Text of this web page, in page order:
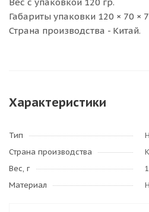
Габариты упаковки 120 × 70 ×
Страна производства - Китай.
Характеристики
Тип
Страна производства
Вес, г
Материал